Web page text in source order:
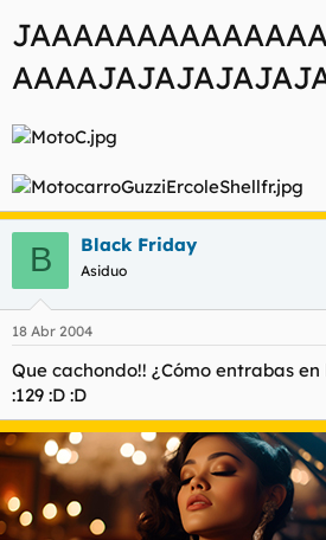
B Black Friday
Asiduo
18 Abr 2004
Que cachondo!! ¿Cómo entrabas en
:129 :D :D